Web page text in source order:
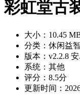
彩虹堂古
大小：10.45
分类：休闲益智
版本：v2.2.8
系统：其他
评分：8.5分
更新时间：